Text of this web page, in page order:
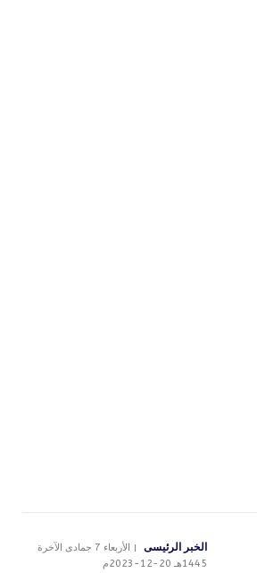
الخبر الرئيسى
الأربعاء 7 جمادى الآخرة
1445هـ 20-12-2023م